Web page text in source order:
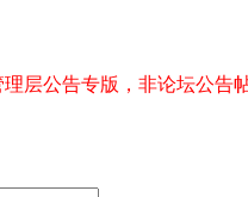
层公告专版，非论坛公告